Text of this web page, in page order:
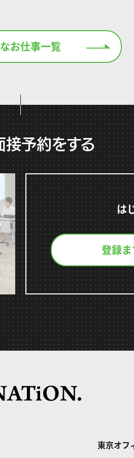
お仕事一覧
接予約をする
は
登録
東京オフ